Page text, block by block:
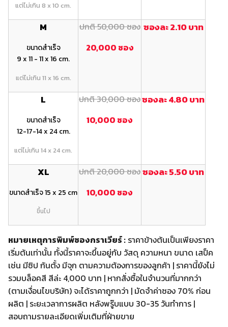
แต่ไม่เกิน 8 x 10 cm.
M
ขนาดสำเร็จ
9 x 11 - 11 x 16 cm.
แต่ไม่เกิน 11 x 16 cm.
ปกติ 50,000 ซอง
20,000 ซอง
ซองละ 2.10 บาท
L
ขนาดสำเร็จ
12-17-14 x 24 cm.
แต่ไม่เกิน 14 x 24 cm.
ปกติ 30,000 ซอง
10,000 ซอง
ซองละ 4.80 บาท
XL
ขนาดสำเร็จ 15 x 25 cm
ขึ้นไป
ปกติ 20,000 ซอง
10,000 ซอง
ซองละ 5.50 บาท
หมายเหตุการพิมพ์ซองกราเวียร์ : ราคาข้างต้นเป็นเพียงราคา
เริ่มต้นเท่านั้น ทั้งนี้ราคาจะขึ้นอยู่กับ วัสดุ ความหนา ขนาด เสป็ค
เช่น มีซิป ก้นตั้ง มีจุก ตามความต้องการของลูกค้า | ราคานี้ยังไม่
รวมบล็อคสี สีล่ะ 4,000 บาท | หากสั่งซื้อในจำนวนที่มากกว่า
(ตามเงื่อนไขบริษัท) จะได้ราคาถูกกว่า | มัดจำค่าซอง 70% ก่อน
ผลิต | ระยะเวลาการผลิต หลังพรู๊บแบบ 30-35 วันทำการ |
สอบถามรายละเอียดเพิ่มเติมที่ฝ่ายขาย